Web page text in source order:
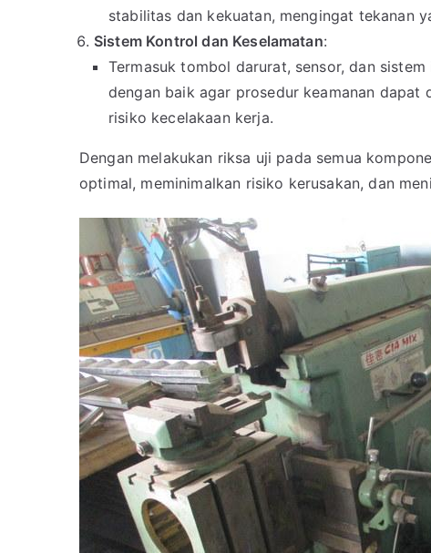
stabilitas dan kekuatan, mengingat tekanan
Sistem Kontrol dan Keselamatan:
Termasuk tombol darurat, sensor, dan
dengan baik agar prosedur keamanan dapat
risiko kecelakaan kerja.
Dengan melakukan riksa uji pada semua
optimal, meminimalkan risiko kerusakan, dan